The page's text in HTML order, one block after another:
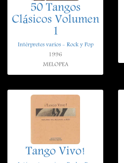
50 Tangos
Clásicos Volumen
1
Intérpretes varios - Rock y Pop
1996
MELOPEA
Tango Vivo!